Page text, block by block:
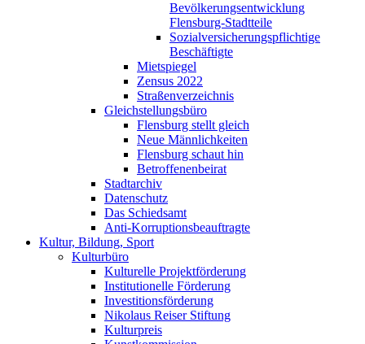
Bevölkerungsentwicklung
Flensburg-Stadtteile
Sozialversicherungspflichtige
Beschäftigte
Mietspiegel
Zensus 2022
Straßenverzeichnis
Gleichstellungsbüro
Flensburg stellt gleich
Neue Männlichkeiten
Flensburg schaut hin
Betroffenenbeirat
Stadtarchiv
Datenschutz
Das Schiedsamt
Anti-Korruptionsbeauftragte
Kultur, Bildung, Sport
Kulturbüro
Kulturelle Projektförderung
Institutionelle Förderung
Investitionsförderung
Nikolaus Reiser Stiftung
Kulturpreis